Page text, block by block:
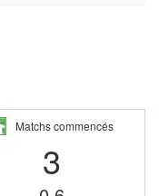
Matchs commencés
3